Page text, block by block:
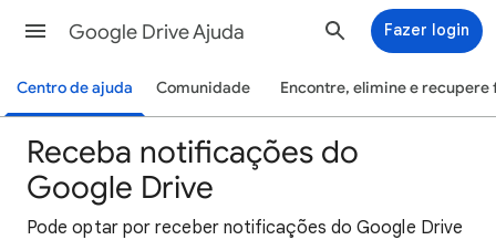
Google Drive Ajuda Fazer login
Centro de ajuda Comunidade Encontre, elimine e recupere
Receba notificações do
Google Drive
Pode optar por receber notificações do Google Drive